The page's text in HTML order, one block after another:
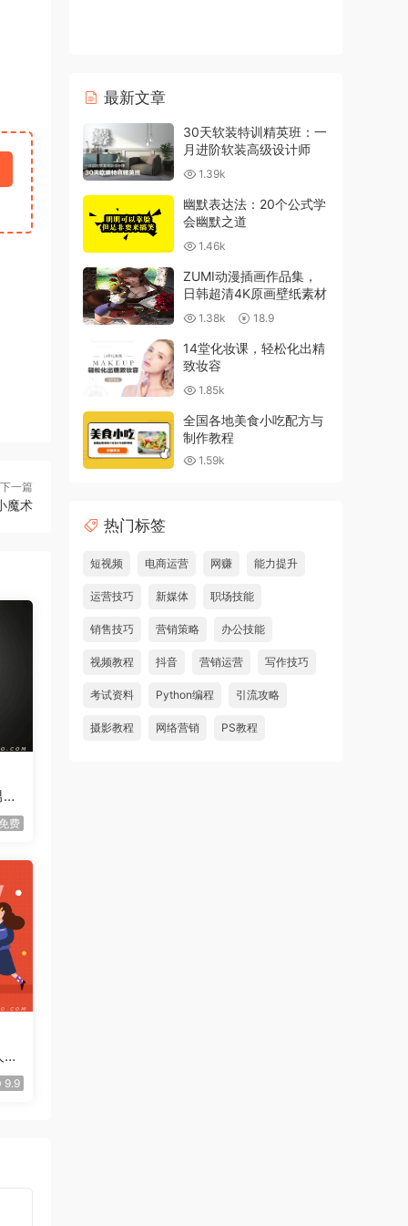
下一篇
魔术
费
9.9
最新文章
30天软装特训精英班：一
月进阶软装高级设计师
1.39k
幽默表达法：20个公式学
会幽默之道
1.46k
ZUMI动漫插画作品集，
日韩超清4K原画壁纸素材
1.38k 18.9
14堂化妆课，轻松化出精
致妆容
1.85k
全国各地美食小吃配方与
制作教程
1.59k
热门标签
短视频 电商运营 网赚 能力提升
运营技巧 新媒体 职场技能
销售技巧 营销策略 办公技能
视频教程 抖音 营销运营 写作技巧
考试资料 Python编程 引流攻略
摄影教程 网络营销 PS教程